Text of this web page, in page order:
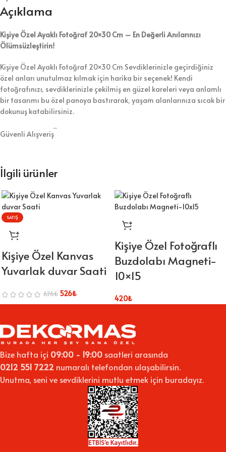
Açıklama
Kişiye Özel Ayaklı Fotoğraf 20×30 Cm – En Değerli Anılarınızı
Ölümsüzleştirin!
Kişiye Özel Ayaklı Fotoğraf 20×30 Cm Sevdiklerinizle geçirdiğiniz
özel anları unutulmaz kılmak için harika bir seçenek! Kendi
fotoğrafınızı, sevdiklerinizle çekilmiş en güzel kareleri veya anlamlı
bir tasarımı bu özel panoya bastırarak, yaşam alanlarınıza sıcak bir
dokunuş katabilirsiniz.
🌟Neden Kişiye Özel Fotoğraf Panosu?
✔
anılarınızı sergileyin.
✔
Doğum günleri, yıl dönümleri, Anneler
Günü ve Babalar Günü için benzersiz bir hediye alternatifi.
✔Dayanıklı ve Şık:
Canlı renkler, yüksek kaliteli baskı ve sağlam ayak
desteği ile uzun ömürlü kullanım.
Güvenli Alışveriş
İlgili ürünler
SATIŞ
Kişiye Özel Kanvas
Yuvarlak duvar Saati
676₺ 526₺
Kişiye Özel Fotoğraflı
Buzdolabı Magneti-
10×15
420₺
Bize hafta içi 09:00 - 19:00 saatleri arasında
0212 551 7222 numaralı telefondan ulaşabilirsin.
Unutma, seni ve sevdiklerini mutlu etmek için buradayız.